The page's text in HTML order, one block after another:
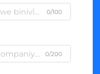
0/100
0/200